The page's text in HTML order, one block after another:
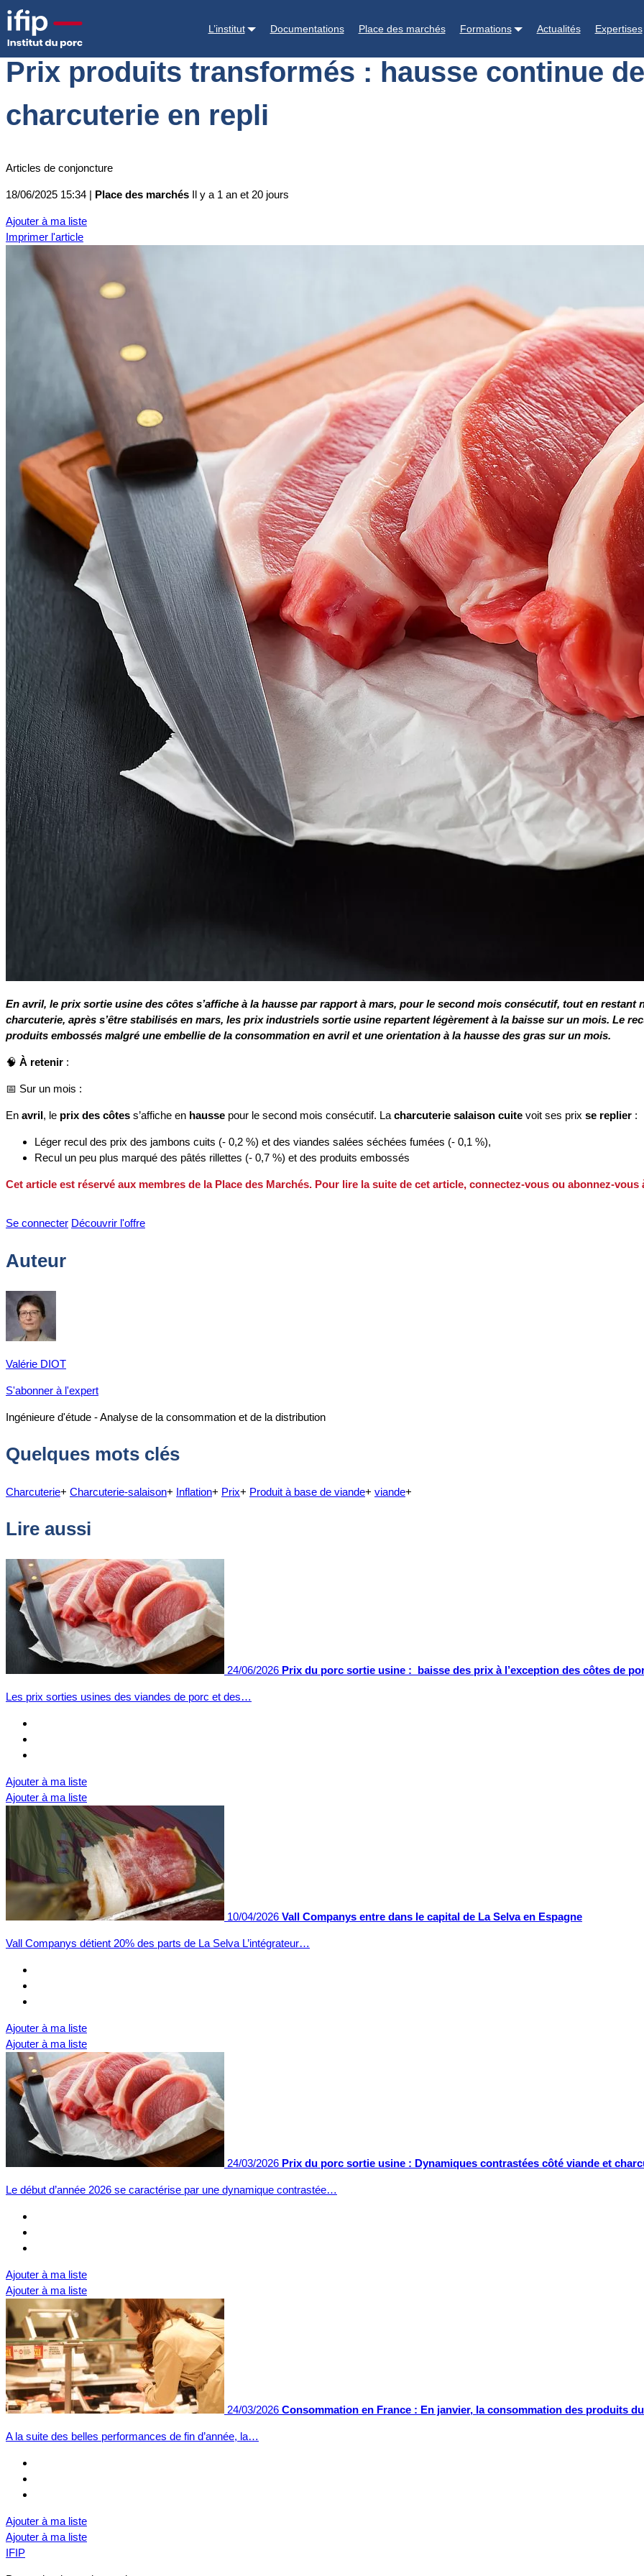
L’institut Documentations Place des marchés Formations Actualités Expertises
Accueil Place des marchés
Prix produits transformés : hausse continue
charcuterie en repli
Articles de conjoncture
18/06/2025 15:34 | Place des marchés Il y a 1 an et 20 jours
Ajouter à ma liste
Imprimer l'article
En avril, le prix sortie usine des côtes s’affiche à la hausse par rapport à mars, pour le second mois consécutif, tout en restant
charcuterie, après s’être stabilisés en mars, les prix industriels sortie usine repartent légèrement à la baisse sur un mois. Le
produits embossés malgré une embellie de la consommation en avril et une orientation à la hausse des gras sur un mois.
🧠 À retenir :
📅 Sur un mois :
En avril, le prix des côtes s’affiche en hausse pour le second mois consécutif. La charcuterie salaison cuite voit ses prix se replier :
Léger recul des prix des jambons cuits (- 0,2 %) et des viandes salées séchées fumées (- 0,1 %),
Recul un peu plus marqué des pâtés rillettes (- 0,7 %) et des produits embossés
Cet article est réservé aux membres de la Place des Marchés. Pour lire la suite de cet article, connectez-vous ou abonnez-vous
Se connecter Découvrir l'offre
Auteur
Valérie DIOT
S'abonner à l'expert
Ingénieure d'étude - Analyse de la consommation et de la distribution
Quelques mots clés
Charcuterie+ Charcuterie-salaison+ Inflation+ Prix+ Produit à base de viande+ viande+
Lire aussi
24/06/2026 Prix du porc sortie usine : baisse des prix à l’exception des côtes de
Les prix sorties usines des viandes de porc et des…
Ajouter à ma liste
Ajouter à ma liste
10/04/2026 Vall Companys entre dans le capital de La Selva en Espagne
Vall Companys détient 20% des parts de La Selva L’intégrateur…
Ajouter à ma liste
Ajouter à ma liste
24/03/2026 Prix du porc sortie usine : Dynamiques contrastées côté viande et
Le début d’année 2026 se caractérise par une dynamique contrastée…
Ajouter à ma liste
Ajouter à ma liste
24/03/2026 Consommation en France : En janvier, la consommation des produits
A la suite des belles performances de fin d’année, la…
Ajouter à ma liste
Ajouter à ma liste
IFIP